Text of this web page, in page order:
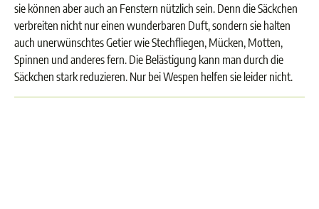
sie können aber auch an Fenstern nützlich sein. Denn die Säckchen
verbreiten nicht nur einen wunderbaren Duft, sondern sie halten
auch unerwünschtes Getier wie Stechfliegen, Mücken, Motten,
Spinnen und anderes fern. Die Belästigung kann man durch die
Säckchen stark reduzieren. Nur bei Wespen helfen sie leider nicht.